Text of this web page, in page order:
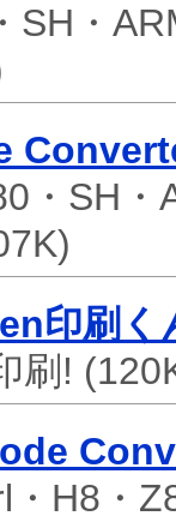
SH・
・SH
印刷く
刷!
・H8・